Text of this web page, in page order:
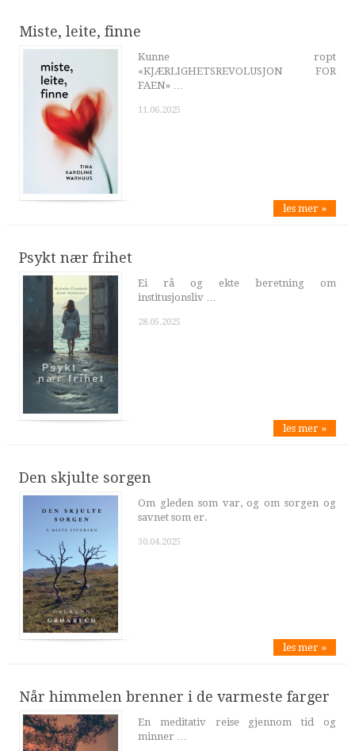
Miste, leite, finne
Kunne ropt
«KJÆRLIGHETSREVOLUSJON FOR
FAEN» …
11.06.2025
les mer »
Psykt nær frihet
Ei rå og ekte beretning om
institusjonsliv …
28.05.2025
les mer »
Den skjulte sorgen
Om gleden som var, og om sorgen og
savnet som er.
30.04.2025
les mer »
Når himmelen brenner i de varmeste farger
En meditativ reise gjennom tid og
minner …